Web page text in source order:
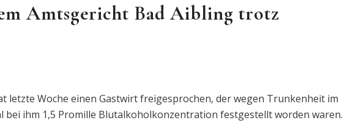
Amtsgericht Bad Aibling trotz
letzte Woche einen Gastwirt freigesprochen, der wegen Trunkenheit im
bei ihm 1,5 Promille Blutalkoholkonzentration festgestellt worden waren.